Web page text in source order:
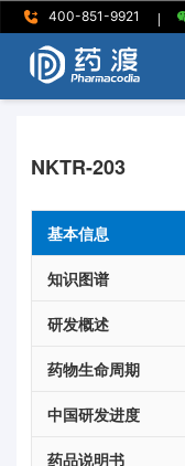
400-851-9921 |
NKTR-203
基本信息
知识图谱
研发概述
药物生命周期
中国研发进度
药品说明书